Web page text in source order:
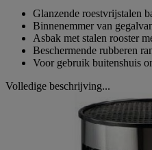
Glanzende roestvrijstalen
Binnenemmer van
Asbak met stalen rooster
Beschermende rubberen
Voor gebruik buitenshuis
Volledige beschrijving...